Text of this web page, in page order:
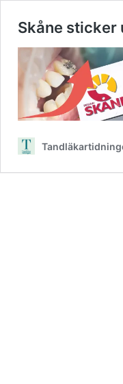
Skåne